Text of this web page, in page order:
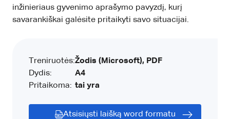
inžinieriaus gyvenimo aprašymo pavyzdį, kurį
savarankiškai galėsite pritaikyti savo situacijai.
Treniruotės:
Dydis:
Pritaikoma:
Žodis (Microsoft), PDF
A4
tai yra
Atsisiųsti laišką word formatu